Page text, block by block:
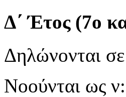
Δ΄ Έτος (7ο
Δηλώνονται
Νοούνται ως ν: